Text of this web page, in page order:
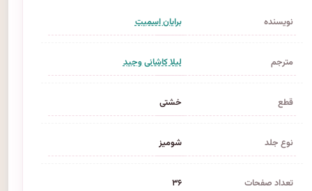
نویسنده برایان اسمیت
مترجم لیلا کاشانی وحید
قطع خشتی
نوع جلد شومیز
تعداد صفحات ۳۶